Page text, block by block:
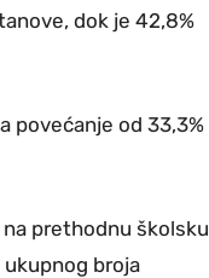
dok je 42,8%
povećanje od 33,3%
na prethodnu školsku
ukupnog broja